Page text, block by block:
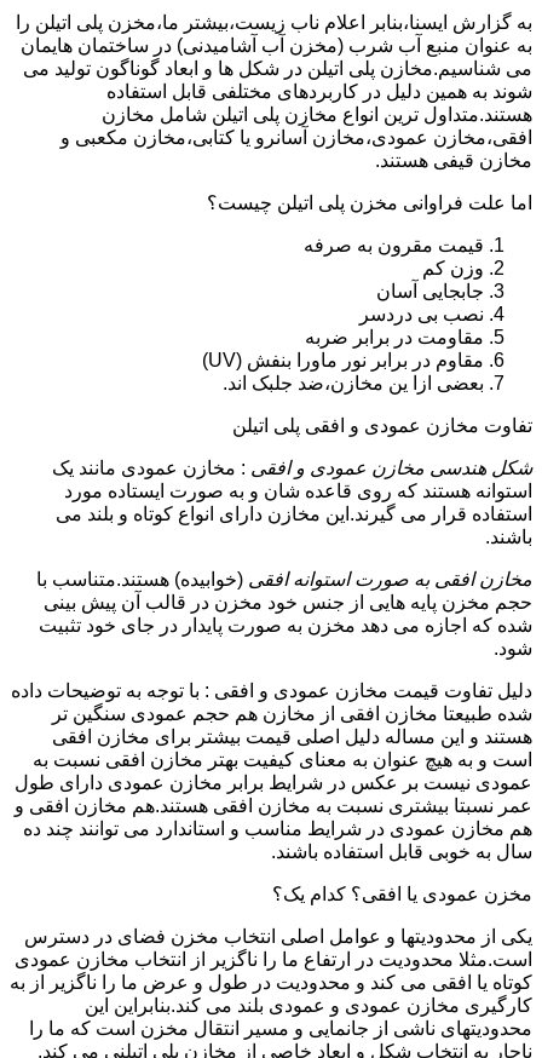
به گزارش ایسنا،بنابر اعلام ناب زیست،بیشتر ما،مخزن پلی اتیلن را
به عنوان منبع آب شرب (مخزن آب آشامیدنی) در ساختمان هایمان
می شناسیم.مخازن پلی اتیلن در شکل ها و ابعاد گوناگون تولید می
شوند به همین دلیل در کاربردهای مختلفی قابل استفاده
هستند.متداول ترین انواع مخازن پلی اتیلن شامل مخازن
افقی،مخازن عمودی،مخازن آسانرو یا کتابی،مخازن مکعبی و
مخازن قیفی هستند.
اما علت فراوانی مخزن پلی اتیلن چیست؟
قیمت مقرون به صرفه
وزن کم
جابجایی آسان
نصب بی دردسر
مقاومت در برابر ضربه
مقاوم در برابر نور ماورا بنفش (UV)
بعضی ازا ین مخازن،ضد جلبک اند.
تفاوت مخازن عمودی و افقی پلی اتیلن
شکل هندسی مخازن عمودی و افقی : مخازن عمودی مانند یک
استوانه هستند که روی قاعده شان و به صورت ایستاده مورد
استفاده قرار می گیرند.این مخازن دارای انواع کوتاه و بلند می
باشند.
مخازن افقی به صورت استوانه افقی (خوابیده) هستند.متناسب با
حجم مخزن پایه هایی از جنس خود مخزن در قالب آن پیش بینی
شده که اجازه می دهد مخزن به صورت پایدار در جای خود تثبیت
شود.
دلیل تفاوت قیمت مخازن عمودی و افقی : با توجه به توضیحات داده
شده طبیعتا مخازن افقی از مخازن هم حجم عمودی سنگین تر
هستند و این مساله دلیل اصلی قیمت بیشتر برای مخازن افقی
است و به هیچ عنوان به معنای کیفیت بهتر مخازن افقی نسبت به
عمودی نیست بر عکس در شرایط برابر مخازن عمودی دارای طول
عمر نسبتا بیشتری نسبت به مخازن افقی هستند.هم مخازن افقی و
هم مخازن عمودی در شرایط مناسب و استاندارد می توانند چند ده
سال به خوبی قابل استفاده باشند.
مخزن عمودی یا افقی؟ کدام یک؟
یکی از محدودیتها و عوامل اصلی انتخاب مخزن فضای در دسترس
است.مثلا محدودیت در ارتفاع ما را ناگزیر از انتخاب مخازن عمودی
کوتاه یا افقی می کند و محدودیت در طول و عرض ما را ناگزیر از به
کارگیری مخازن عمودی و عمودی بلند می کند.بنابراین این
محدودیتهای ناشی از جانمایی و مسیر انتقال مخزن است که ما را
ناچار به انتخاب شکل و ابعاد خاصی از مخازن پلی اتیلنی می کند.